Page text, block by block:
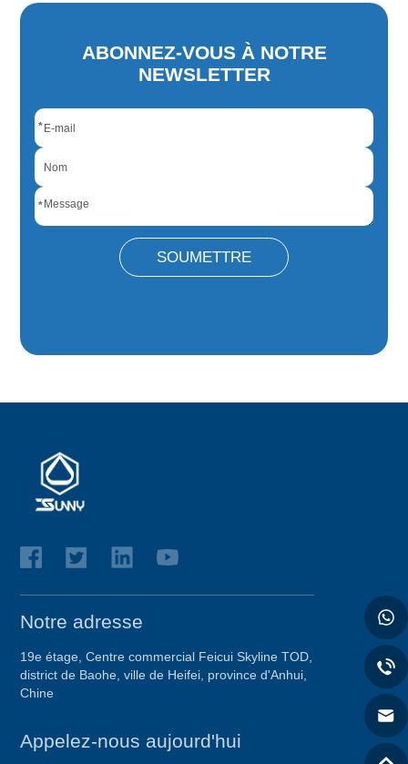
ABONNEZ-VOUS À NOTRE
NEWSLETTER
*
*
SOUMETTRE
Notre adresse
19e étage, Centre commercial Feicui Skyline TOD,
district de Baohe, ville de Heifei, province d'Anhui,
Chine
Appelez-nous aujourd'hui